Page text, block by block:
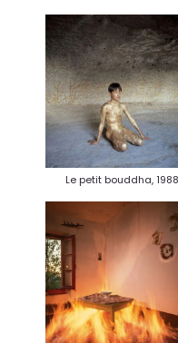
Le petit bouddha, 1988